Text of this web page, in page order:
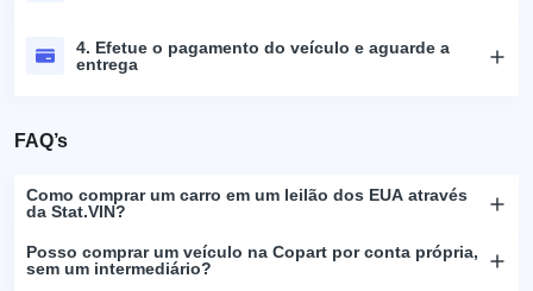
4. Efetue o pagamento do veículo e aguarde a
entrega
FAQ’s
Como comprar um carro em um leilão dos EUA através
da Stat.VIN?
Posso comprar um veículo na Copart por conta própria,
sem um intermediário?